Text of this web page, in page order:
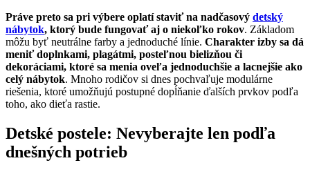
Práve preto sa pri výbere oplatí staviť na nadčasový detský
nábytok, ktorý bude fungovať aj o niekoľko rokov. Základom
môžu byť neutrálne farby a jednoduché línie. Charakter izby sa dá
meniť doplnkami, plagátmi, posteľnou bielizňou či
dekoráciami, ktoré sa menia oveľa jednoduchšie a lacnejšie ako
celý nábytok. Mnoho rodičov si dnes pochvaľuje modulárne
riešenia, ktoré umožňujú postupné dopĺňanie ďalších prvkov podľa
toho, ako dieťa rastie.
Detské postele: Nevyberajte len podľa
dnešných potrieb